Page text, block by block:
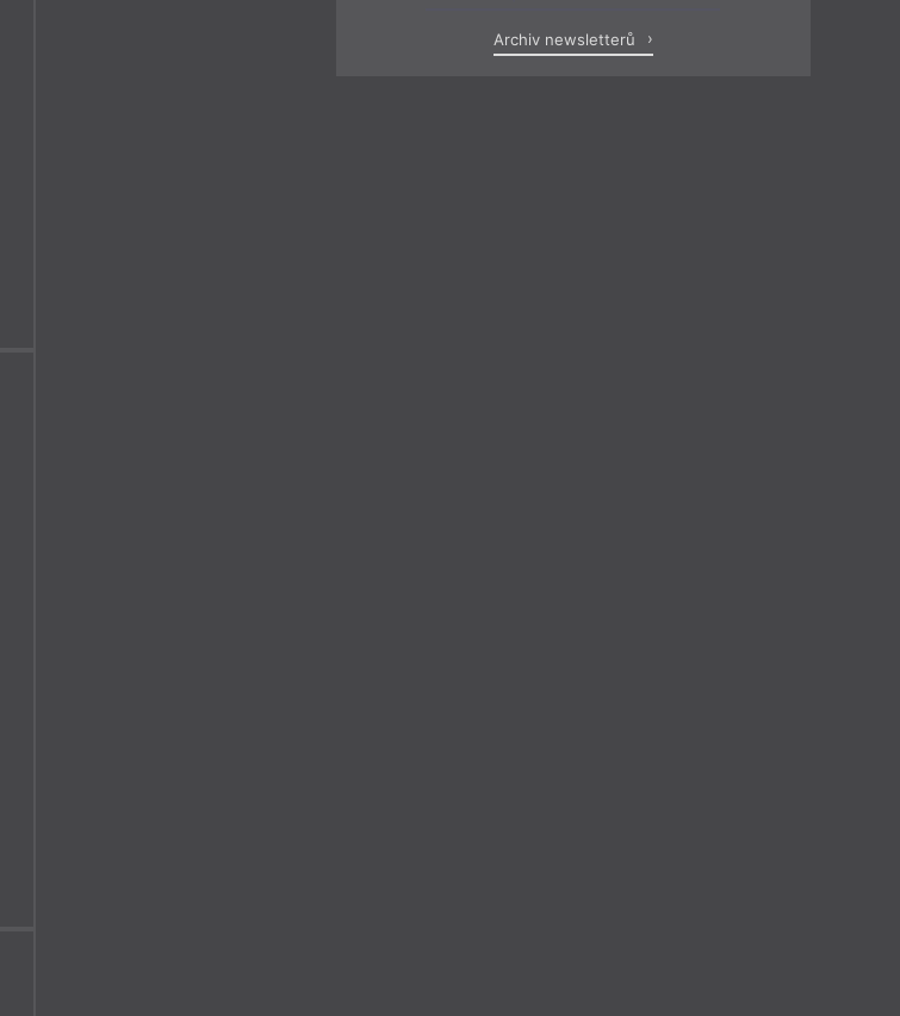
Archiv newsletterů